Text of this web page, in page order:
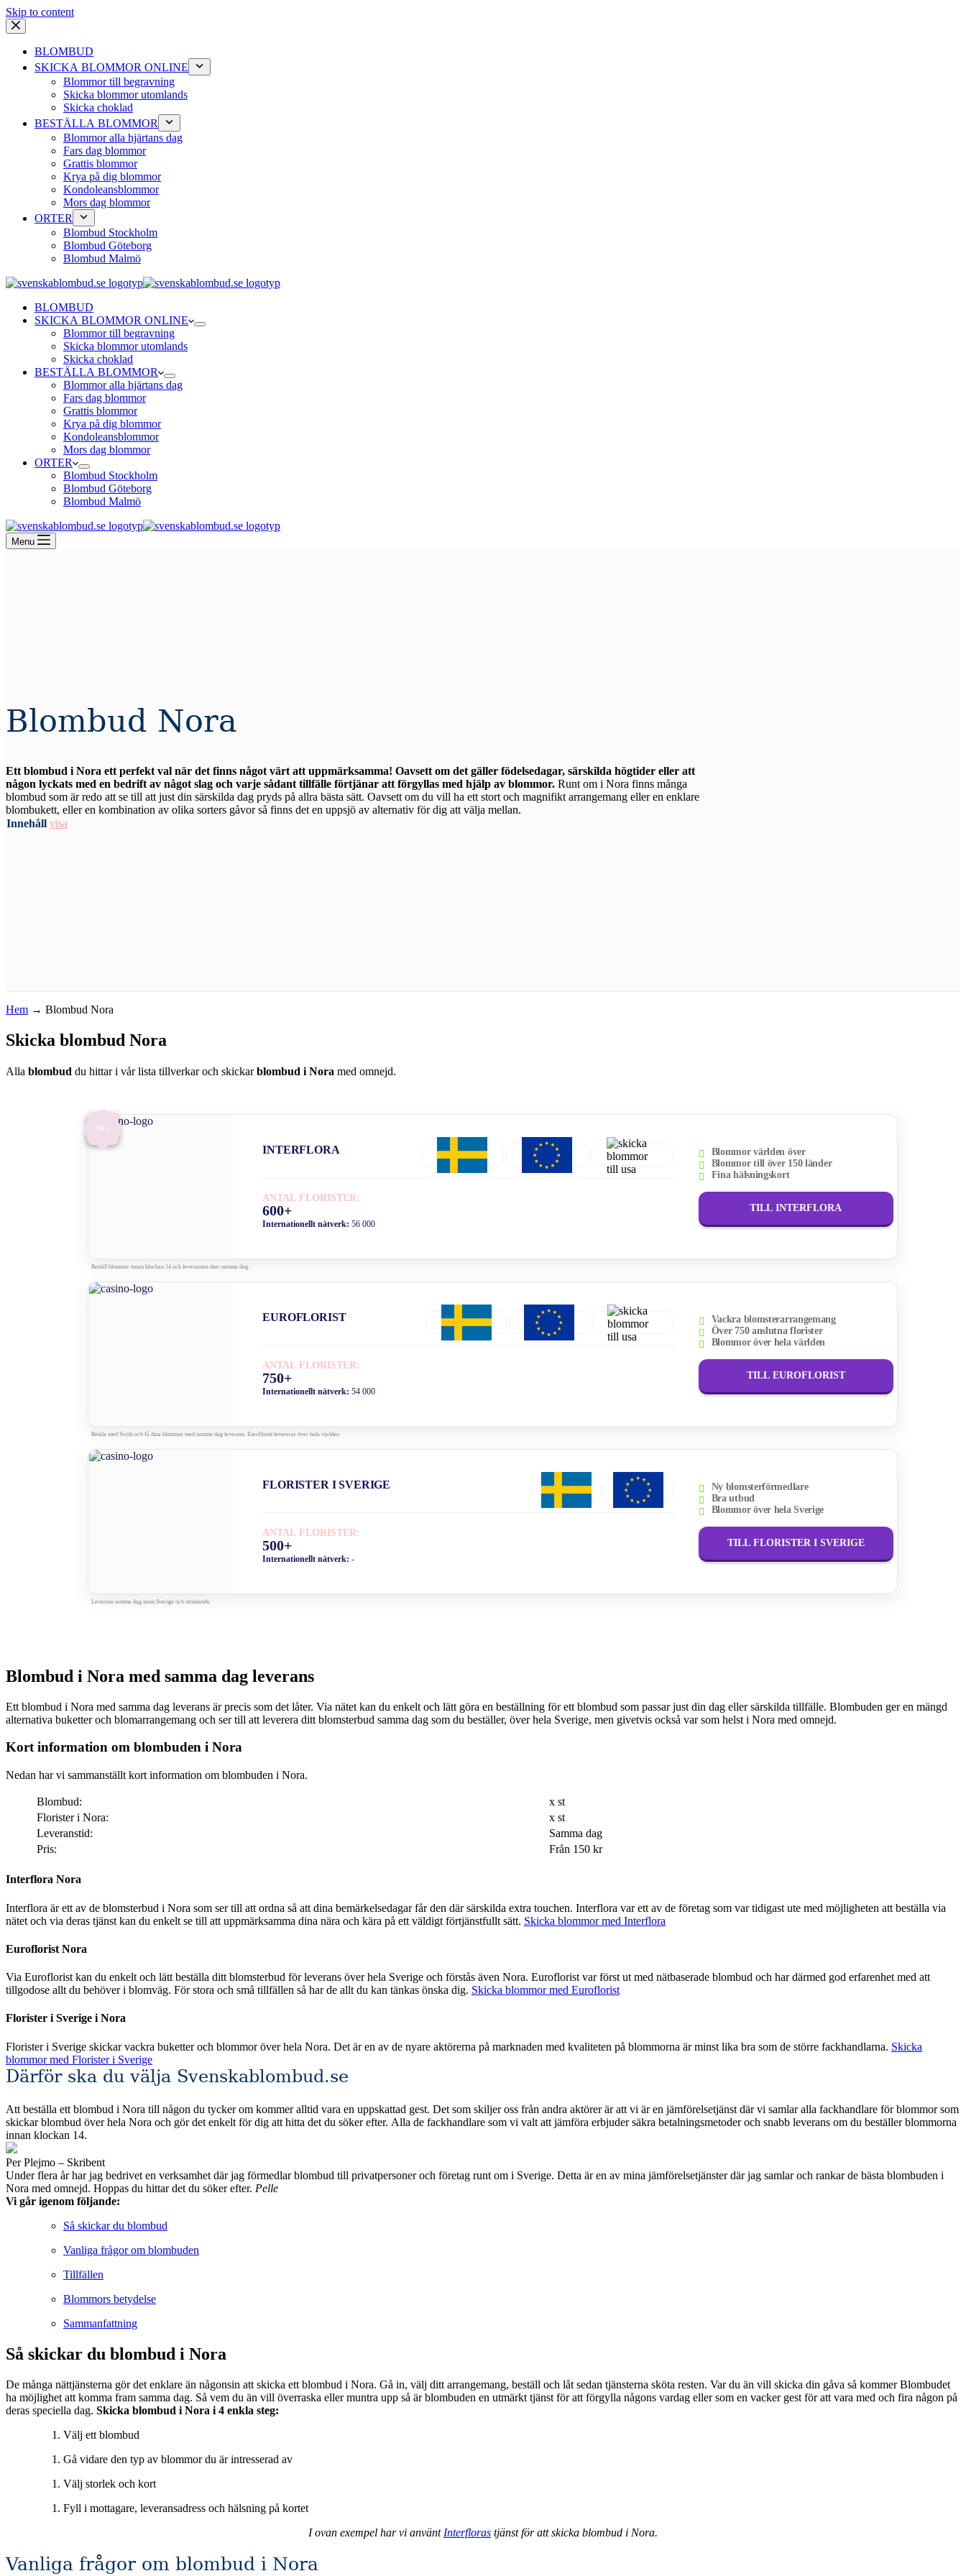
Skip to content
BLOMBUD
SKICKA BLOMMOR ONLINE
Blommor till begravning
Skicka blommor utomlands
Skicka choklad
BESTÄLLA BLOMMOR
Blommor alla hjärtans dag
Fars dag blommor
Grattis blommor
Krya på dig blommor
Kondoleansblommor
Mors dag blommor
ORTER
Blombud Stockholm
Blombud Göteborg
Blombud Malmö
BLOMBUD
SKICKA BLOMMOR ONLINE
Blommor till begravning
Skicka blommor utomlands
Skicka choklad
BESTÄLLA BLOMMOR
Blommor alla hjärtans dag
Fars dag blommor
Grattis blommor
Krya på dig blommor
Kondoleansblommor
Mors dag blommor
ORTER
Blombud Stockholm
Blombud Göteborg
Blombud Malmö
Menu
Blombud Nora
Ett blombud i Nora ett perfekt val när det finns något värt att uppmärksamma! Oavsett om det gäller födelsedagar, särskilda högtider eller att
någon lyckats med en bedrift av något slag och varje sådant tillfälle förtjänar att förgyllas med hjälp av blommor.
blombud som är redo att se till att just din särskilda dag pryds på allra bästa sätt. Oavsett om du vill ha ett stort och magnifikt arrangemang eller en enklare
blombukett, eller en kombination av olika sorters gåvor så finns det en uppsjö av alternativ för dig att välja mellan.
Innehåll visa
Hem → Blombud Nora
Skicka blombud Nora
Alla blombud du hittar i vår lista tillverkar och skickarblombud i Nora med omnejd.
NR 1
INTERFLORA
ANTAL FLORISTER:
600+
Internationellt nätverk:56 000
Blommor världen över
Blommor till över 150 länder
Fina hälsningskort
TILL INTERFLORA
Beställ blommor innan klockan 14 och leveransen sker samma dag.
EUROFLORIST
ANTAL FLORISTER:
750+
Internationellt nätverk:54 000
Vackra blomsterarrangemang
Över 750 anslutna florister
Blommor över hela världen
TILL EUROFLORIST
Betala med Swish och få dina blommor med samma dag leverans. Euroflorist levererar över hela världen.
FLORISTER I SVERIGE
ANTAL FLORISTER:
500+
Internationellt nätverk:-
Ny blomsterförmedlare
Bra utbud
Blommor över hela Sverige
TILL FLORISTER I SVERIGE
Leverans samma dag inom Sverige och utomlands.
Blombud i Nora med samma dag leverans
Ett blombud i Nora med samma dag leverans är precis som det låter. Via nätet kan du enkelt och lätt göra en beställning för ett blombud som passar just din dag eller särskilda tillfälle. Blombuden ger en mängd
alternativa buketter och blomarrangemang och ser till att leverera ditt blomsterbud samma dag som du beställer, över hela Sverige, men givetvis också var som helst i Nora med omnejd.
Kort information om blombuden i Nora
Nedan har vi sammanställt kort information om blombuden i Nora.
Blombud:
x st
Florister i Nora:
x st
Leveranstid:
Samma dag
Pris:
Från 150 kr
Interflora Nora
Interflora är ett av de blomsterbud i Nora som ser till att ordna så att dina bemärkelsedagar får den där särskilda extra touchen. Interflora var ett av de företag som var tidigast ute med möjligheten att beställa via
nätet och via deras tjänst kan du enkelt se till att uppmärksamma dina nära och kära på ett väldigt förtjänstfullt sätt. Skicka blommor med Interflora
Euroflorist Nora
Via Euroflorist kan du enkelt och lätt beställa ditt blomsterbud för leverans över hela Sverige och förstås även Nora. Euroflorist var först ut med nätbaserade blombud och har därmed god erfarenhet med att
tillgodose allt du behöver i blomväg. För stora och små tillfällen så har de allt du kan tänkas önska dig. Skicka blommor med Euroflorist
Florister i Sverige i Nora
Florister i Sverige skickar vackra buketter och blommor över hela Nora. Det är en av de nyare aktörerna på marknaden med kvaliteten på blommorna är minst lika bra som de större fackhandlarna. Skicka
blommor med Florister i Sverige
Därför ska du välja Svenskablombud.se
Att beställa ett blombud i Nora till någon du tycker om kommer alltid vara en uppskattad gest. Det som skiljer oss från andra aktörer är att vi är en jämförelsetjänst där vi samlar alla fackhandlare för blommor som
skickar blombud över hela Nora och gör det enkelt för dig att hitta det du söker efter. Alla de fackhandlare som vi valt att jämföra erbjuder säkra betalningsmetoder och snabb leverans om du beställer blommorna
innan klockan 14.
Per Plejmo – Skribent
Under flera år har jag bedrivet en verksamhet där jag förmedlar blombud till privatpersoner och företag runt om i Sverige. Detta är en av mina jämförelsetjänster där jag samlar och rankar de bästa blombuden i
Nora med omnejd. Hoppas du hittar det du söker efter. Pelle
Vi går igenom följande:
Så skickar du blombud
Vanliga frågor om blombuden
Tillfällen
Blommors betydelse
Sammanfattning
Så skickar du blombud i Nora
De många nättjänsterna gör det enklare än någonsin att skicka ett blombud i Nora. Gå in, välj ditt arrangemang, beställ och låt sedan tjänsterna sköta resten. Var du än vill skicka din gåva så kommer Blombudet
ha möjlighet att komma fram samma dag. Så vem du än vill överraska eller muntra upp så är blombuden en utmärkt tjänst för att förgylla någons vardag eller som en vacker gest för att vara med och fira någon på
deras speciella dag. Skicka blombud i Nora i 4 enkla steg:
Välj ett blombud
Gå vidare den typ av blommor du är intresserad av
Välj storlek och kort
Fyll i mottagare, leveransadress och hälsning på kortet
I ovan exempel har vi använt Interfloras tjänst för att skicka blombud i Nora.
Vanliga frågor om blombud i Nora